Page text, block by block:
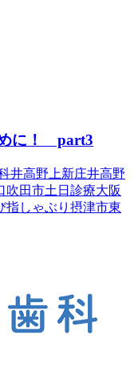
に！ part3
井高野 上新庄井高野
吹田市土日診療大阪
指しゃぶり 摂津市東